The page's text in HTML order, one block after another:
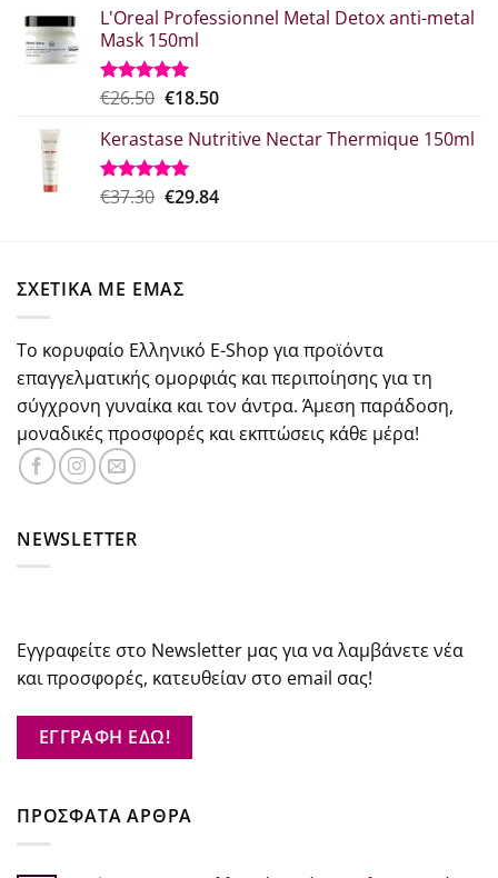
από 5
was:
€18.00.
τιμή
L'Oreal Professionnel Metal Detox anti-metal
Mask 150ml
Βαθμολογήθηκε
από 5
€26.50 Original
was:
€26.50.
€18.50Η
τιμή
€18.50.
Kerastase Nutritive Nectar Thermique 150ml
Βαθμολογήθηκε
€37.30 Original
€29.84Η
ΣΧΕΤΙΚΑ ΜΕ ΕΜΑΣ
Το κορυφαίο Ελληνικό E-Shop για προϊόντα
επαγγελματικής ομορφιάς και περιποίησης για τη
σύγχρονη γυναίκα και τον άντρα. Άμεση παράδοση,
μοναδικές προσφορές και εκπτώσεις κάθε μέρα!
NEWSLETTER
Εγγραφείτε στο Newsletter μας για να λαμβάνετε νέα
και προσφορές, κατευθείαν στο email σας!
ΕΓΓΡΑΦΗ ΕΔΩ!
ΠΡΟΣΦΑΤΑ ΑΡΘΡΑ